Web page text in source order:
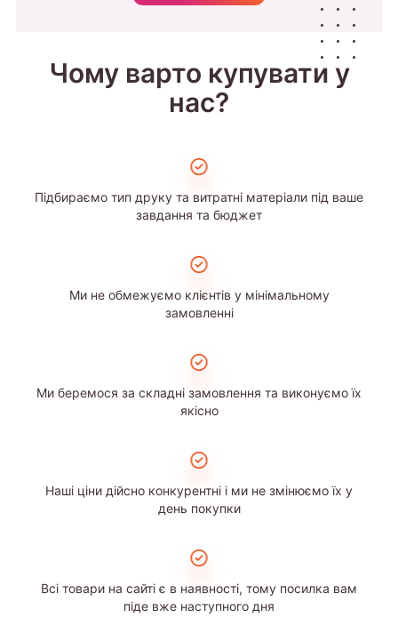
Чому варто купувати у
нас?
Підбираємо тип друку та витратні матеріали під ваше
завдання та бюджет
Ми не обмежуємо клієнтів у мінімальному
замовленні
Ми беремося за складні замовлення та виконуємо їх
якісно
Наші ціни дійсно конкурентні і ми не змінюємо їх у
день покупки
Всі товари на сайті є в наявності, тому посилка вам
піде вже наступного дня